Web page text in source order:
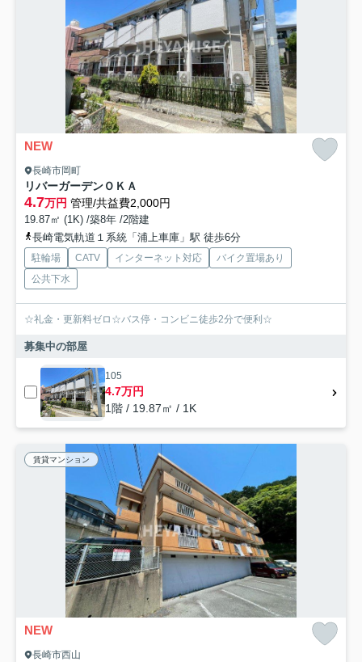
NEW
長崎市岡町
リバーガーデンＯＫＡ
4.7万円 管理/共益費2,000円
19.87㎡ (1K) /築8年 /2階建
長崎電気軌道１系統「浦上車庫」駅 徒歩6分
駐輪場 CATV インターネット対応
バイク置場あり
公共下水
☆礼金・更新料ゼロ☆バス停・コンビニ徒歩2分で便利☆
募集中の部屋
105
4.7万円
1階 / 19.87㎡ / 1K
賃貸マンション
NEW
長崎市西山